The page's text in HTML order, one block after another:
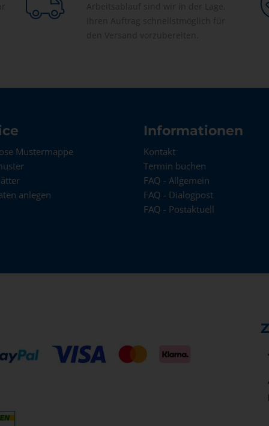
Arbeitsablauf sind wir in der Lage,
Ihren Auftrag schnellstmöglich für
den Versand vorzubereiten.
Mustermappe
anlegen
Informationen
Kontakt
Termin buchen
FAQ - Allgemein
FAQ - Dialogpost
FAQ - Postaktuell